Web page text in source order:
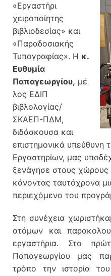
«Εργαστήρι
χειροποίητης
βιβλιοδεσίας» και
«Παραδοσιακής
Τυπογραφίας». Η κ.
Ευθυμία
Παπαγεωργίου, μέ
λος ΕΔΙΠ
βιβλολογίας/
ΣΚΑΕΠ-ΠΔΜ,
διδάσκουσα και
επιστημονικά υπεύθυνη
Εργαστηρίων, μας
ξενάγησε στους χώρους
κάνοντας ταυτόχρονα
περιεχόμενο του
Στη συνέχεια
ατόμων και
εργαστήρια. Στο
Παπαγεωργίου μας
τρόπο την ιστορία